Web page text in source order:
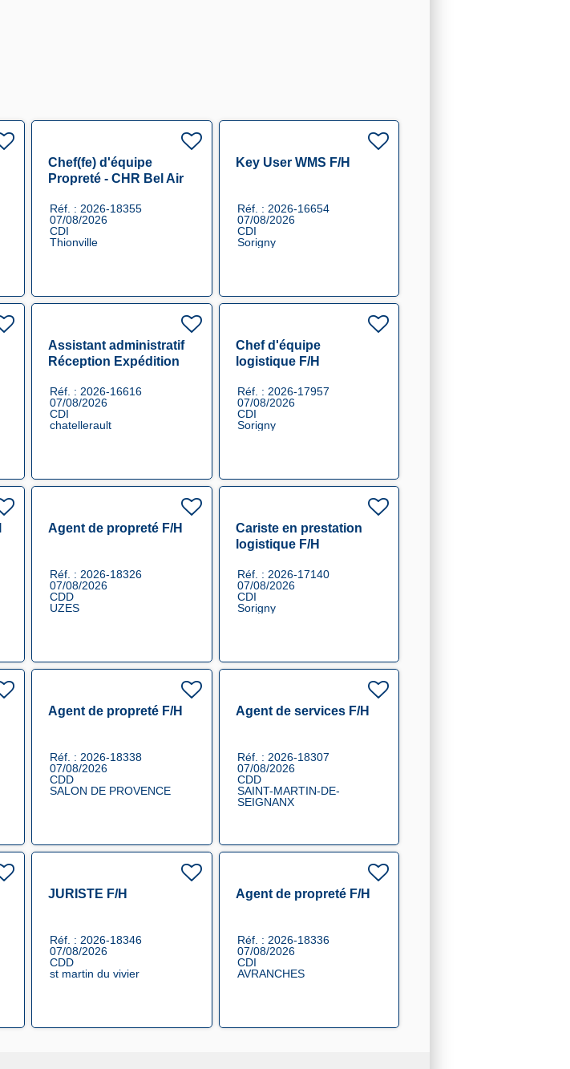
Chef(fe) d'équipe
Propreté - CHR Bel Air
Réf. : 2026-18355
07/08/2026
CDI
Thionville
Key User WMS F/H
Réf. : 2026-16654
07/08/2026
CDI
Sorigny
Assistant administratif
Réception Expédition
Réf. : 2026-16616
07/08/2026
CDI
chatellerault
Chef d'équipe
logistique F/H
Réf. : 2026-17957
07/08/2026
CDI
Sorigny
Agent de propreté F/H
Réf. : 2026-18326
07/08/2026
CDD
UZES
Cariste en prestation
logistique F/H
Réf. : 2026-17140
07/08/2026
CDI
Sorigny
Agent de propreté F/H
Réf. : 2026-18338
07/08/2026
CDD
SALON DE PROVENCE
Agent de services F/H
Réf. : 2026-18307
07/08/2026
CDD
SAINT-MARTIN-DE-
SEIGNANX
JURISTE F/H
Réf. : 2026-18346
07/08/2026
CDD
st martin du vivier
Agent de propreté F/H
Réf. : 2026-18336
07/08/2026
CDI
AVRANCHES